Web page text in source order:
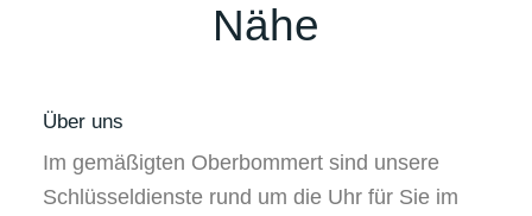
Nähe
Über uns
Im gemäßigten Oberbommert sind unsere
Schlüsseldienste rund um die Uhr für Sie im